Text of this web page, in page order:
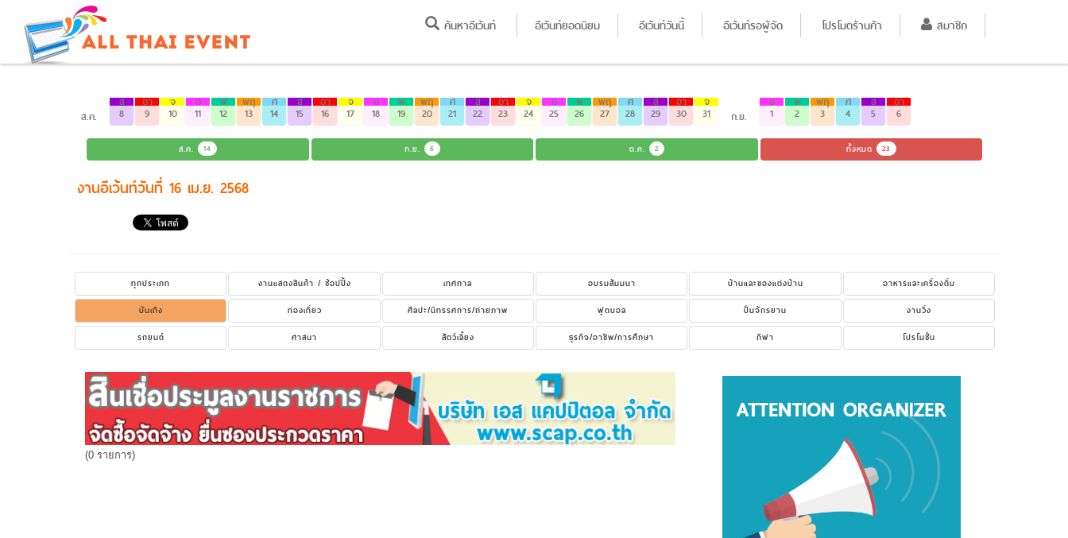
ค้นหาอีเว้นท์ อีเว้นท์ยอดนิยม อีเว้นท์วันนี้ อีเว้นท์รอผู้จัด โปรโมตร้านค้า สมาชิก
ส.ค.
ส
8
อา
9
จ
10
อ
11
พ
12
พฤ
13
ศ
14
ส
15
อา
16
จ
17
อ
18
พ
19
พฤ
20
ศ
21
ส
22
อา
23
จ
24
อ
25
พ
26
พฤ
27
ศ
28
ส
29
อา
30
จ
31 ก.ย.
อ
1
พ
2
พฤ
3
ศ
4
ส
5
อา
6
ส.ค. 14 ก.ย. 6 ต.ค. 2 ทั้งหมด 23
งานอีเว้นท์วันที่ 16 เม.ย. 2568
ทุกประเภท งานแสดงสินค้า / ช้อปปิ้ง เทศกาล อบรมสัมมนา บ้านและของแต่งบ้าน
อาหารและเครื่องดื่ม
บันเทิง
ท่องเที่ยว ศิลปะ/นิทรรศการ/ถ่ายภาพ ฟุตบอล ปั่นจักรยาน
งานวิ่ง
รถยนต์
ศาสนา สัตว์เลี้ยง ธุรกิจ/อาชีพ/การศึกษา กีฬา โปรโมชั่น
(0 รายการ)